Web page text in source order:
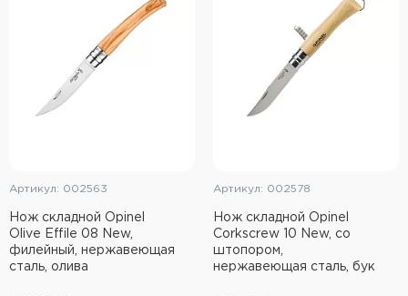
Артикул: 002563
Нож складной Opinel
Olive Effile 08 New,
филейный, нержавеющая
сталь, олива
Артикул: 002578
Нож складной Opinel
Corkscrew 10 New, со
штопором,
нержавеющая сталь, бук